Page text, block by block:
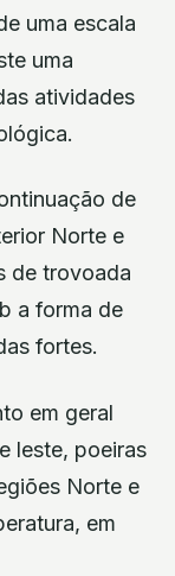
uma escala
uma
atividades
de
Norte e
de trovoada
a forma de
fortes.
em geral
leste, poeiras
Norte e
em